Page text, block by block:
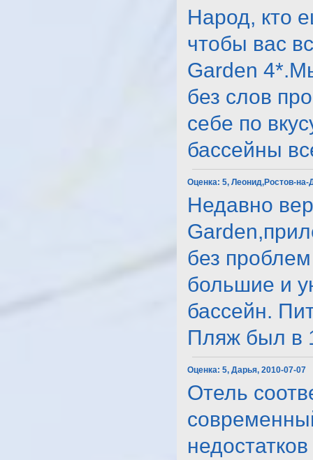
Народ, кто
чтобы вас
Garden
без слов
себе по
бассейны
Оценка:5, Леонид,Ростов-на-
Недавно
без
большие и
бассейн.
Пляж был в
Оценка:5, Дарья, 2010-07-07
Отель